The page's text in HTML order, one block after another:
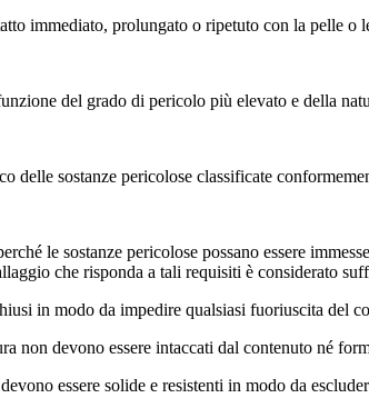
immediato, prolungato o ripetuto con la pelle o
del grado di pericolo più elevato e della
delle sostanze pericolose classificate
le sostanze pericolose possano essere
che risponda a tali requisiti è considerato
in modo da impedire qualsiasi fuoriuscita del
non devono essere intaccati dal contenuto né
essere solide e resistenti in modo da